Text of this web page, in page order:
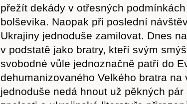
přežít dekády v otřesných
bolševika. Naopak při poslední
Ukrajiny jednoduše zamilovat. Dnes
v podstatě jako bratry, kteří svým
svobodné vůle jednoznačně patří do
dehumanizovaného Velkého bratra na
jednoduše nedá hnout už pěkných